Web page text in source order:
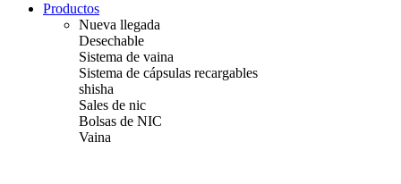
Productos
Nueva llegada
Desechable
Sistema de vaina
Sistema de cápsulas recargables
shisha
Sales de nic
Bolsas de NIC
Vaina